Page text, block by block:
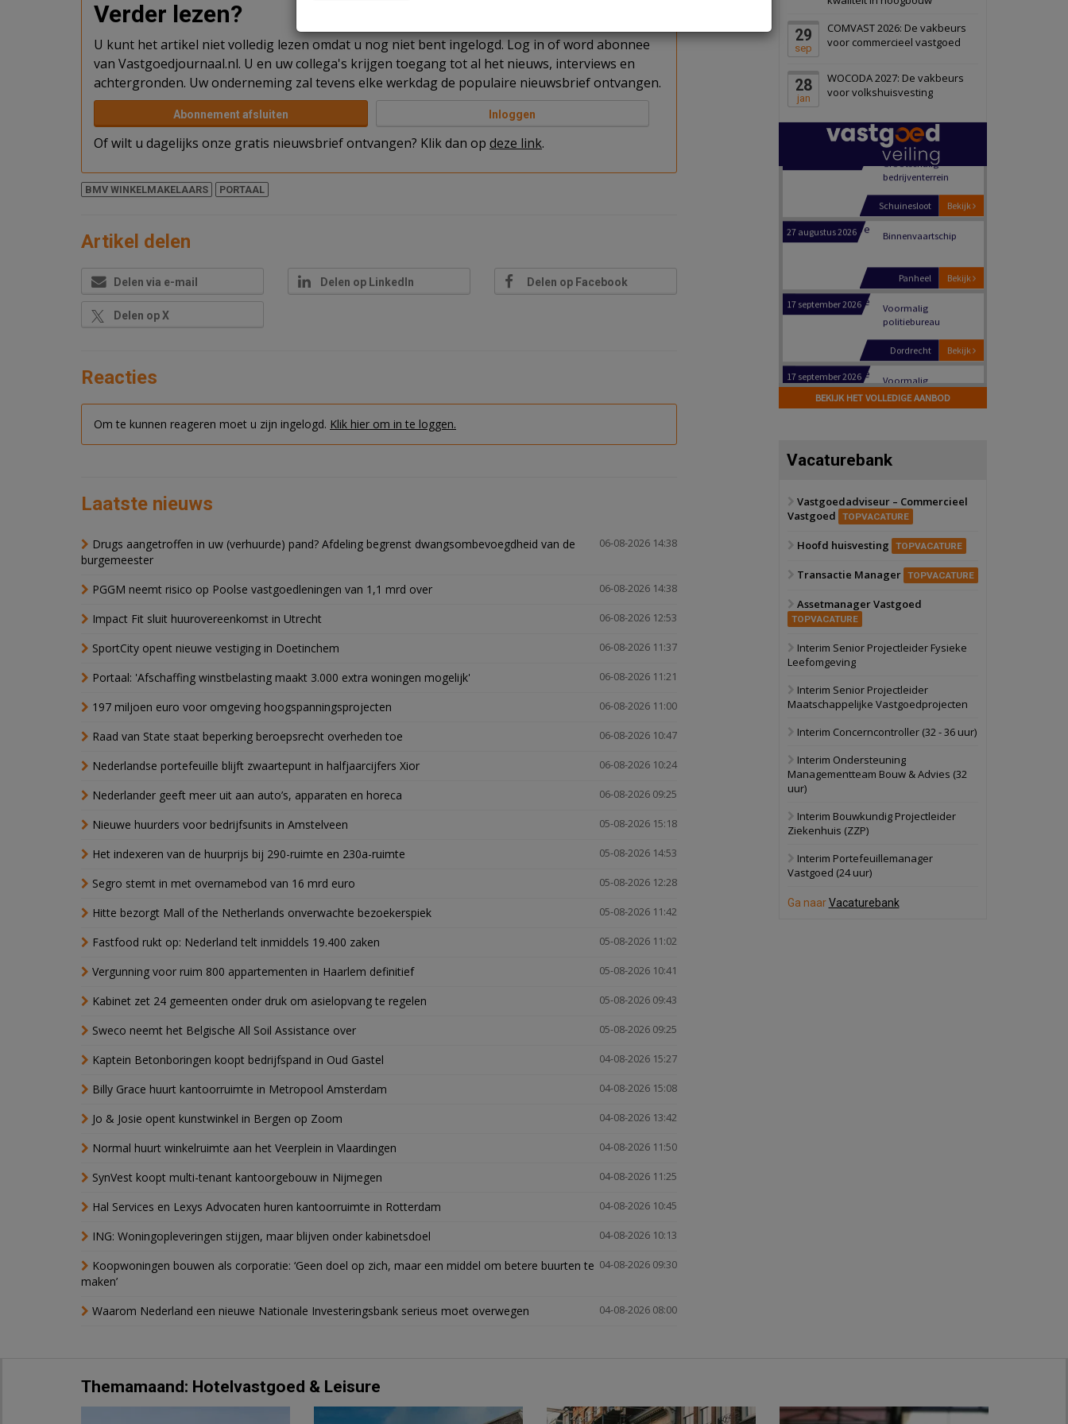
Verder lezen?
U kunt het artikel niet volledig lezen omdat u nog niet bent ingelogd. Log in of word abonnee
van Vastgoedjournaal.nl. U en uw collega's krijgen toegang tot al het nieuws, interviews en
achtergronden. Uw onderneming zal tevens elke werkdag de populaire nieuwsbrief ontvangen.
Abonnement afsluiten Inloggen
Of wilt u dagelijks onze gratis nieuwsbrief ontvangen? Klik dan op deze link.
BMV WINKELMAKELAARS PORTAAL
Artikel delen
Delen via e-mail Delen op LinkedIn Delen op Facebook
Delen op X
Reacties
Om te kunnen reageren moet u zijn ingelogd. Klik hier om in te loggen.
Laatste nieuws
06-08-2026 14:38
Drugs aangetroffen in uw (verhuurde) pand? Afdeling begrenst dwangsombevoegdheid van de
burgemeester
06-08-2026 14:38
PGGM neemt risico op Poolse vastgoedleningen van 1,1 mrd over
06-08-2026 12:53
Impact Fit sluit huurovereenkomst in Utrecht
06-08-2026 11:37
SportCity opent nieuwe vestiging in Doetinchem
06-08-2026 11:21
Portaal: 'Afschaffing winstbelasting maakt 3.000 extra woningen mogelijk'
06-08-2026 11:00
197 miljoen euro voor omgeving hoogspanningsprojecten
06-08-2026 10:47
Raad van State staat beperking beroepsrecht overheden toe
06-08-2026 10:24
Nederlandse portefeuille blijft zwaartepunt in halfjaarcijfers Xior
06-08-2026 09:25
Nederlander geeft meer uit aan auto’s, apparaten en horeca
05-08-2026 15:18
Nieuwe huurders voor bedrijfsunits in Amstelveen
05-08-2026 14:53
Het indexeren van de huurprijs bij 290-ruimte en 230a-ruimte
05-08-2026 12:28
Segro stemt in met overnamebod van 16 mrd euro
05-08-2026 11:42
Hitte bezorgt Mall of the Netherlands onverwachte bezoekerspiek
05-08-2026 11:02
Fastfood rukt op: Nederland telt inmiddels 19.400 zaken
05-08-2026 10:41
Vergunning voor ruim 800 appartementen in Haarlem definitief
05-08-2026 09:43
Kabinet zet 24 gemeenten onder druk om asielopvang te regelen
05-08-2026 09:25
Sweco neemt het Belgische All Soil Assistance over
04-08-2026 15:27
Kaptein Betonboringen koopt bedrijfspand in Oud Gastel
04-08-2026 15:08
Billy Grace huurt kantoorruimte in Metropool Amsterdam
04-08-2026 13:42
Jo & Josie opent kunstwinkel in Bergen op Zoom
04-08-2026 11:50
Normal huurt winkelruimte aan het Veerplein in Vlaardingen
04-08-2026 11:25
SynVest koopt multi-tenant kantoorgebouw in Nijmegen
04-08-2026 10:45
Hal Services en Lexys Advocaten huren kantoorruimte in Rotterdam
04-08-2026 10:13
ING: Woningopleveringen stijgen, maar blijven onder kabinetsdoel
04-08-2026 09:30
Koopwoningen bouwen als corporatie: ‘Geen doel op zich, maar een middel om betere buurten te
maken’
04-08-2026 08:00
Waarom Nederland een nieuwe Nationale Investeringsbank serieus moet overwegen
29
sep
COMVAST 2026: De vakbeurs
voor commercieel vastgoed
28
jan
WOCODA 2027: De vakbeurs
voor volkshuisvesting
Schiedam
22 september 2026 Attractiepark
Bekijk
Oranje
28 september 2026
bedrijventerrein
Schuinesloot
Binnenvaartschip
politiebureau
Voormalig
politiebureau
17 september 2026
Voormalig
Zwanenburg
6 oktober 2026 Transformatieobject
22 september 2026
28 september 2026
Grootschalig
bedrijventerrein
Bekijk
Schuinesloot
27 augustus 2026 Binnenvaartschip
17 september 2026
17 september 2026
Voormalig
BEKIJK HET VOLLEDIGE AANBOD
Vacaturebank
Vastgoedadviseur – Commercieel
Vastgoed
TOPVACATURE
Hoofd huisvesting TOPVACATURE
Transactie Manager TOPVACATURE
Assetmanager Vastgoed
TOPVACATURE
Interim Senior Projectleider Fysieke
Leefomgeving
Interim Senior Projectleider
Maatschappelijke Vastgoedprojecten
Interim Concerncontroller (32 - 36 uur)
Interim Ondersteuning
Managementteam Bouw & Advies (32
uur)
Interim Bouwkundig Projectleider
Ziekenhuis (ZZP)
Interim Portefeuillemanager
Vastgoed (24 uur)
Ga naarVacaturebank
Themamaand: Hotelvastgoed & Leisure